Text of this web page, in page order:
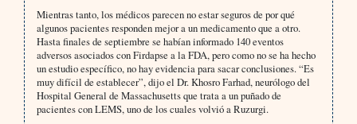
Mientras tanto, los médicos parecen no estar seguros de por qué
algunos pacientes responden mejor a un medicamento que a otro.
Hasta finales de septiembre se habían informado 140 eventos
adversos asociados con Firdapse a la FDA, pero como no se ha hecho
un estudio específico, no hay evidencia para sacar conclusiones. “Es
muy difícil de establecer”, dijo el Dr. Khosro Farhad, neurólogo del
Hospital General de Massachusetts que trata a un puñado de
pacientes con LEMS, uno de los cuales volvió a Ruzurgi.